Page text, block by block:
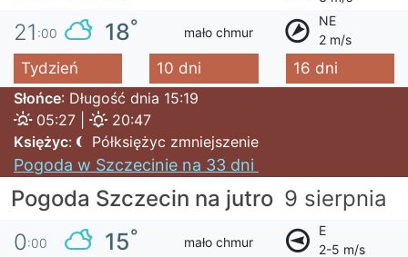
21 :00 18° mało chmur
NE
2 m/s
Tydzień 10 dni
16 dni
Słońce: Długość dnia 15:19
05:27 |
20:47
Księżyc: Półksiężyc zmniejszenie
Pogoda w Szczecinie na 33 dni
Pogoda Szczecin na jutro 9 sierpnia
0:00 15° mało chmur
E
2-5 m/s